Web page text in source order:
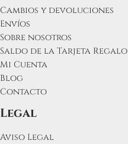
Cambios y devoluciones
Envíos
Sobre nosotros
Saldo de la Tarjeta Regalo
Mi Cuenta
Blog
Contacto
Legal
Aviso Legal